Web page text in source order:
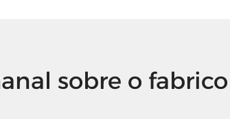
sobre o